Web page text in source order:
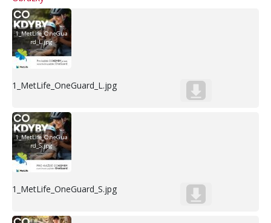
1_MetLife_OneGua
rd_L.jpg
1_MetLife_OneGuard_L.jpg
1_MetLife_OneGua
rd_S.jpg
1_MetLife_OneGuard_S.jpg